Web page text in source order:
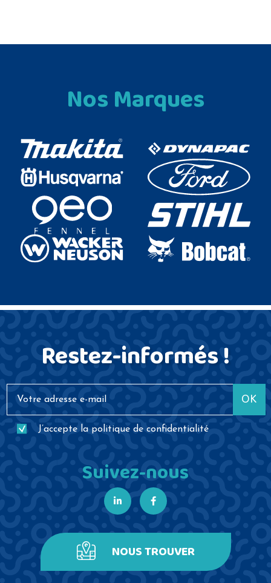
Nos Marques
Restez-informés !
J’accepte la politique de confidentialité
OK
Suivez-nous
NOUS TROUVER